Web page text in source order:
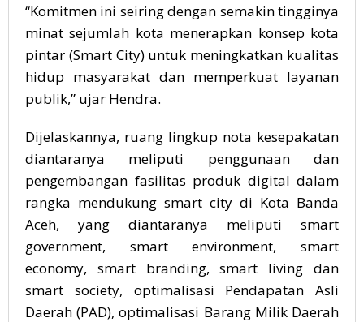
“Komitmen ini seiring dengan semakin tingginya
minat sejumlah kota menerapkan konsep kota
pintar (Smart City) untuk meningkatkan kualitas
hidup masyarakat dan memperkuat layanan
publik,” ujar Hendra.
Dijelaskannya, ruang lingkup nota kesepakatan
diantaranya meliputi penggunaan dan
pengembangan fasilitas produk digital dalam
rangka mendukung smart city di Kota Banda
Aceh, yang diantaranya meliputi smart
government, smart environment, smart
economy, smart branding, smart living dan
smart society, optimalisasi Pendapatan Asli
Daerah (PAD), optimalisasi Barang Milik Daerah